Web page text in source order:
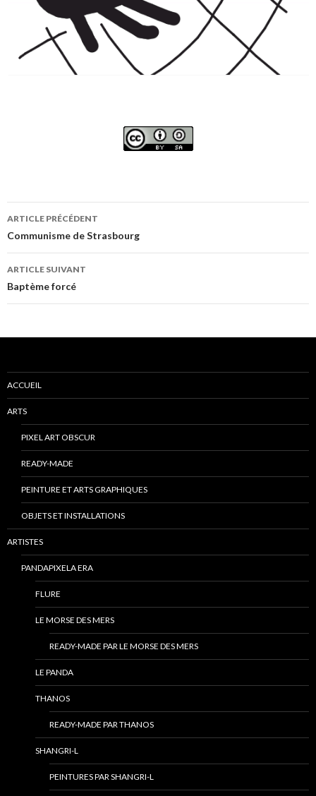
Navigation
de
l’article
ARTICLE PRÉCÉDENT
Communisme de Strasbourg
ARTICLE SUIVANT
Baptème forcé
ACCUEIL
ARTS
PIXEL ART OBSCUR
READY-MADE
PEINTURE ET ARTS GRAPHIQUES
OBJETS ET INSTALLATIONS
ARTISTES
PANDAPIXELA ERA
FLURE
LE MORSE DES MERS
READY-MADE PAR LE MORSE DES MERS
LE PANDA
THANOS
READY-MADE PAR THANOS
SHANGRI-L
PEINTURES PAR SHANGRI-L